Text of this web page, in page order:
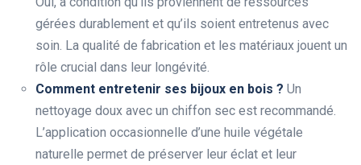
gérées durablement et qu’ils soient entretenus avec
soin. La qualité de fabrication et les matériaux jouent un
rôle crucial dans leur longévité.
Comment entretenir ses bijoux en bois ? Un
nettoyage doux avec un chiffon sec est recommandé.
L’application occasionnelle d’une huile végétale
naturelle permet de préserver leur éclat et leur